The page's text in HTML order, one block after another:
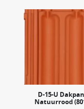
D-15-U Dakpan
Natuurrood